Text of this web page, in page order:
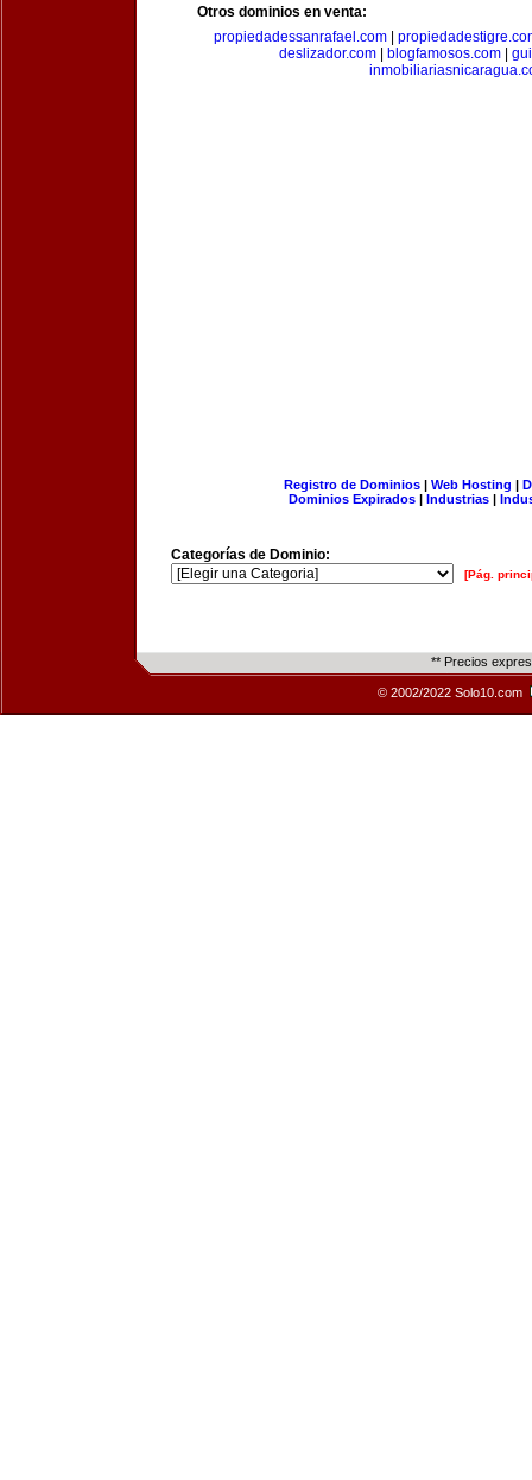
Otros dominios en venta:
propiedadessanrafael.com
deslizador.com| blogfamosos.com|
Registro de Dominios| Web Hosting |
Dominios Expirados | Industrias |
Categorías de Dominio:
[Pág.
** Precios
© 2002/2022 Solo10.com